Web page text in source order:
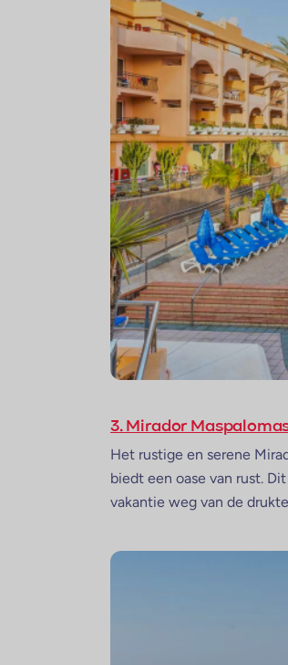
3. Mirador
Het rustige en serene
biedt een oase van rust.
vakantie weg van de